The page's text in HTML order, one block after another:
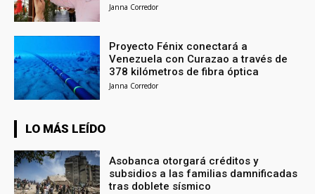
Janna Corredor
Proyecto Fénix conectará a
Venezuela con Curazao a través de
378 kilómetros de fibra óptica
Janna Corredor
LO MÁS LEÍDO
Asobanca otorgará créditos y
subsidios a las familias damnificadas
tras doblete sísmico